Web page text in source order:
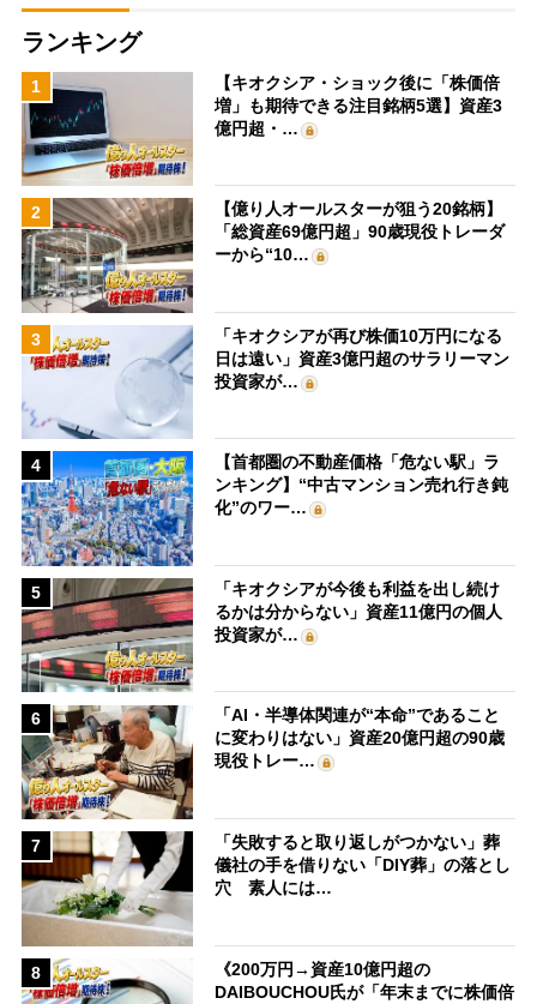
ランキング
1
【キオクシア・ショック後に「株価倍
増」も期待できる注目銘柄5選】資産3
億円超・…
2
【億り人オールスターが狙う20銘柄】
「総資産69億円超」90歳現役トレーダ
ーから“10…
3
「キオクシアが再び株価10万円になる
日は遠い」資産3億円超のサラリーマン
投資家が…
4
【首都圏の不動産価格「危ない駅」ラ
ンキング】“中古マンション売れ行き鈍
化”のワー…
5
「キオクシアが今後も利益を出し続け
るかは分からない」資産11億円の個人
投資家が…
6
「AI・半導体関連が“本命”であること
に変わりはない」資産20億円超の90歳
現役トレー…
7
「失敗すると取り返しがつかない」葬
儀社の手を借りない「DIY葬」の落とし
穴 素人には…
8
《200万円→資産10億円超の
DAIBOUCHOU氏が「年末までに株価倍